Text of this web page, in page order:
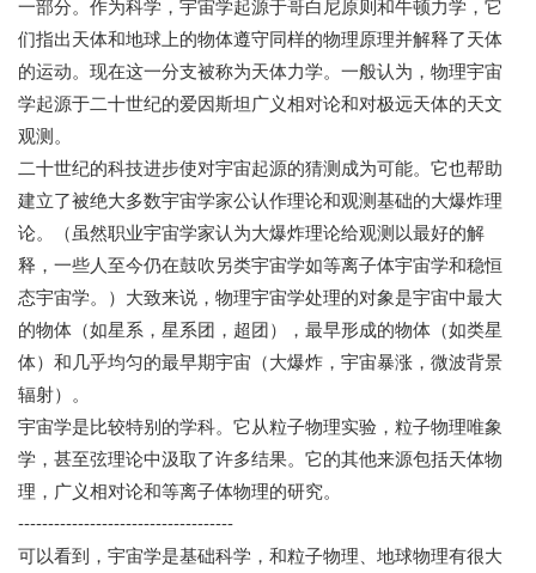
一部分。作为科学，宇宙学起源于哥白尼原则和牛顿力学，它
们指出天体和地球上的物体遵守同样的物理原理并解释了天体
的运动。现在这一分支被称为天体力学。一般认为，物理宇宙
学起源于二十世纪的爱因斯坦广义相对论和对极远天体的天文
观测。
二十世纪的科技进步使对宇宙起源的猜测成为可能。它也帮助
建立了被绝大多数宇宙学家公认作理论和观测基础的大爆炸理
论。（虽然职业宇宙学家认为大爆炸理论给观测以最好的解
释，一些人至今仍在鼓吹另类宇宙学如等离子体宇宙学和稳恒
态宇宙学。）大致来说，物理宇宙学处理的对象是宇宙中最大
的物体（如星系，星系团，超团），最早形成的物体（如类星
体）和几乎均匀的最早期宇宙（大爆炸，宇宙暴涨，微波背景
辐射）。
宇宙学是比较特别的学科。它从粒子物理实验，粒子物理唯象
学，甚至弦理论中汲取了许多结果。它的其他来源包括天体物
理，广义相对论和等离子体物理的研究。
------------------------------------
可以看到，宇宙学是基础科学，和粒子物理、地球物理有很大